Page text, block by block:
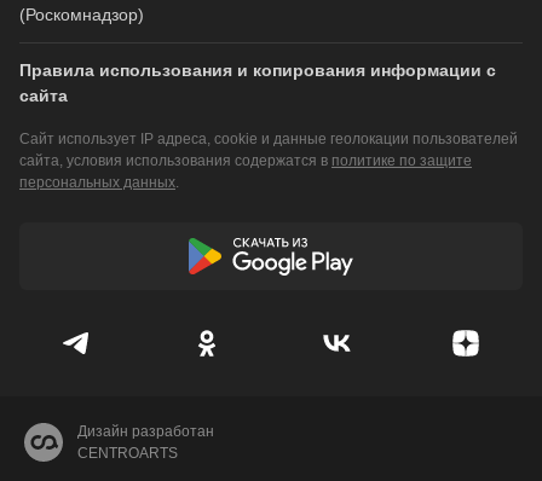
(Роскомнадзор)
Правила использования и копирования информации с
сайта
Сайт использует IP адреса, cookie и данные геолокации пользователей
сайта, условия использования содержатся в политике по защите
персональных данных.
Дизайн разработан
CENTROARTS